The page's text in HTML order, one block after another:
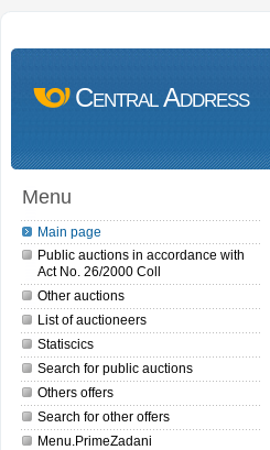
Central Address
Menu
Main page
Public auctions in accordance with
Act No. 26/2000 Coll
Other auctions
List of auctioneers
Statiscics
Search for public auctions
Others offers
Search for other offers
Menu.PrimeZadani